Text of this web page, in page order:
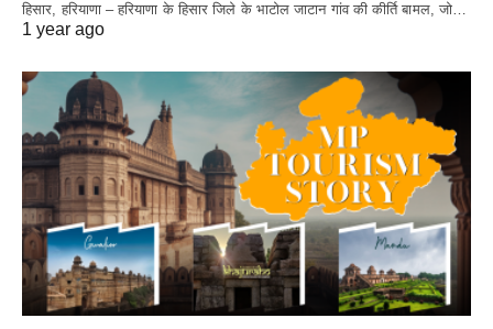
हिसार, हरियाणा – हरियाणा के हिसार जिले के भाटोल जाटान गांव की कीर्ति बामल, जो…
1 year ago